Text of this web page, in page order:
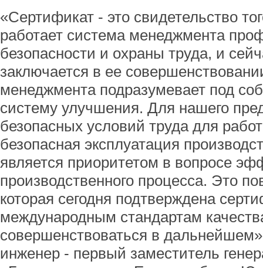
«Сертификат - это свидетельство
работает система менеджмента
безопасности и охраны труда, и
заключается в ее
менеджмента подразумевает под
систему улучшения. Для нашего
безопасных условий труда для
безопасная эксплуатация
является приоритетом в вопросе
производственного процесса. Это
которая сегодня подтверждена
международным стандартам
совершенствоваться в
инженер - первый заместитель